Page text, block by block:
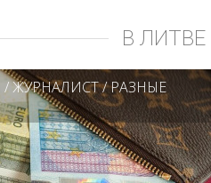
В ЛИТВЕ
/ЖУРНАЛИСТ/РАЗНЫЕ